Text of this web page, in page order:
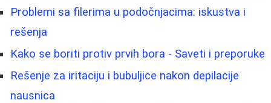
Problemi sa filerima u podočnjacima: iskustva i
rešenja
Kako se boriti protiv prvih bora - Saveti i preporuke
Rešenje za iritaciju i bubuljice nakon depilacije
nausnica